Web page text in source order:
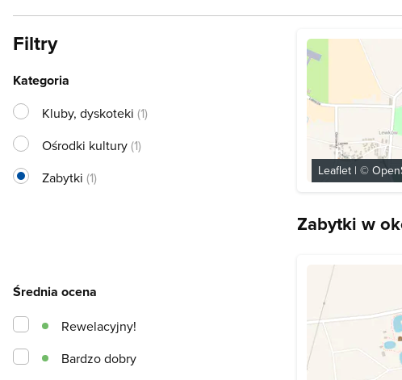
Leaflet | ©
Zabytki w
Filtry
Kategoria
Kluby, dyskoteki (1)
Ośrodki kultury(1)
Zabytki (1)
Średnia ocena
Bardzo dobry
Rewelacyjny!